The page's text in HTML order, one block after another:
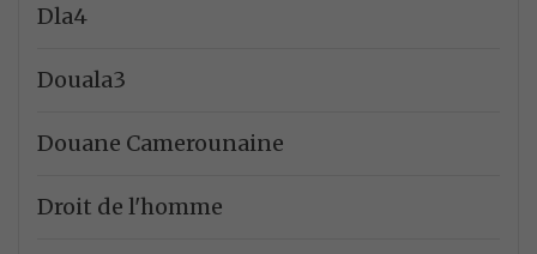
Dla4
Douala3
Douane Camerounaine
Droit de l'homme